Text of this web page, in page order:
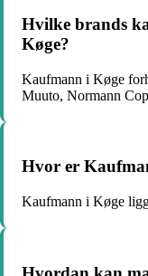
Hvilke brands
Køge?
Kaufmann i Køge
Muuto, Normann
Hvor er
Kaufmann i Køge